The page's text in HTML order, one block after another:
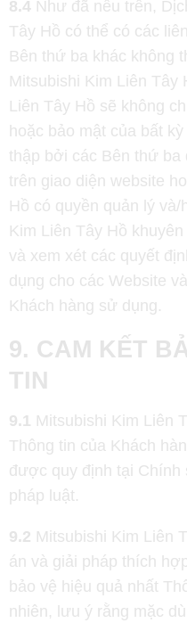
8.4 Như đã nêu trên,
Tây Hồ có thể có các
Bên thứ ba khác không
Mitsubishi Kim Liên Tây
Liên Tây Hồ sẽ không
hoặc bảo mật của bất
thập bởi các Bên thứ
trên giao diện website
Hồ có quyền quản lý và/
Kim Liên Tây Hồ
và xem xét các quyết
dụng cho các Website
Khách hàng sử dụng.
9. CAM KẾT
TIN
9.1 Mitsubishi Kim Liên
Thông tin của Khách
được quy định tại Chính
pháp luật.
9.2 Mitsubishi Kim Liên
án và giải pháp thích
bảo vệ hiệu quả nhất
nhiên, lưu ý rằng mặc